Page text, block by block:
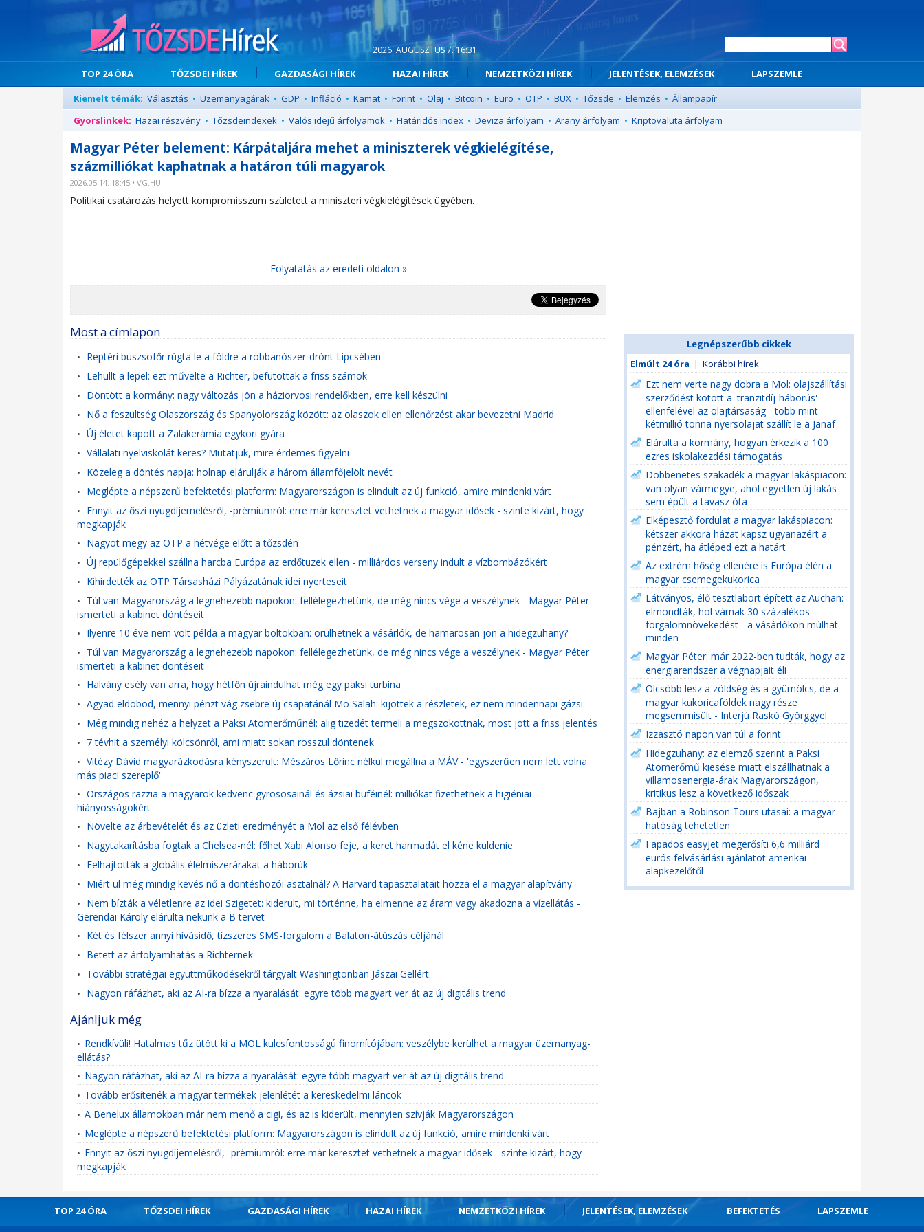
2026. AUGUSZTUS 7. 16:31
TOP 24 ÓRA TŐZSDEI HÍREK GAZDASÁGI HÍREK HAZAI HÍREK NEMZETKÖZI HÍREK JELENTÉSEK, ELEMZÉSEK
LAPSZEMLE
Kiemelt témák: Választás • Üzemanyagárak • GDP • Infláció • Kamat • Forint • Olaj • Bitcoin • Euro • OTP • BUX • Tőzsde • Elemzés • Állampapír
Gyorslinkek: Hazai részvény • Tőzsdeindexek • Valós idejű árfolyamok • Határidős index • Deviza árfolyam • Arany árfolyam • Kriptovaluta árfolyam
Magyar Péter belement: Kárpátaljára mehet a miniszterek végkielégítése,
százmilliókat kaphatnak a határon túli magyarok
2026.05.14. 18:45 • VG.HU
Politikai csatározás helyett kompromisszum született a miniszteri végkielégítések ügyében.
Folyatatás az eredeti oldalon »
Most a címlapon
• Reptéri buszsofőr rúgta le a földre a robbanószer-drónt Lipcsében
• Lehullt a lepel: ezt művelte a Richter, befutottak a friss számok
• Döntött a kormány: nagy változás jön a háziorvosi rendelőkben, erre kell készülni
• Nő a feszültség Olaszország és Spanyolország között: az olaszok ellen ellenőrzést akar bevezetni Madrid
• Új életet kapott a Zalakerámia egykori gyára
• Vállalati nyelviskolát keres? Mutatjuk, mire érdemes figyelni
• Közeleg a döntés napja: holnap elárulják a három államfőjelölt nevét
• Meglépte a népszerű befektetési platform: Magyarországon is elindult az új funkció, amire mindenki várt
• Ennyit az őszi nyugdíjemelésről, -prémiumról: erre már keresztet vethetnek a magyar idősek - szinte kizárt, hogy
megkapják
• Nagyot megy az OTP a hétvége előtt a tőzsdén
• Új repülőgépekkel szállna harcba Európa az erdőtüzek ellen - milliárdos verseny indult a vízbombázókért
• Kihirdették az OTP Társasházi Pályázatának idei nyerteseit
• Túl van Magyarország a legnehezebb napokon: fellélegezhetünk, de még nincs vége a veszélynek - Magyar Péter
ismerteti a kabinet döntéseit
• Ilyenre 10 éve nem volt példa a magyar boltokban: örülhetnek a vásárlók, de hamarosan jön a hidegzuhany?
• Túl van Magyarország a legnehezebb napokon: fellélegezhetünk, de még nincs vége a veszélynek - Magyar Péter
ismerteti a kabinet döntéseit
• Halvány esély van arra, hogy hétfőn újraindulhat még egy paksi turbina
• Agyad eldobod, mennyi pénzt vág zsebre új csapatánál Mo Salah: kijöttek a részletek, ez nem mindennapi gázsi
• Még mindig nehéz a helyzet a Paksi Atomerőműnél: alig tizedét termeli a megszokottnak, most jött a friss jelentés
• 7 tévhit a személyi kölcsönről, ami miatt sokan rosszul döntenek
• Vitézy Dávid magyarázkodásra kényszerült: Mészáros Lőrinc nélkül megállna a MÁV - 'egyszerűen nem lett volna
más piaci szereplő'
• Országos razzia a magyarok kedvenc gyrososainál és ázsiai büféinél: milliókat fizethetnek a higiéniai
hiányosságokért
• Növelte az árbevételét és az üzleti eredményét a Mol az első félévben
• Nagytakarításba fogtak a Chelsea-nél: főhet Xabi Alonso feje, a keret harmadát el kéne küldenie
• Felhajtották a globális élelmiszerárakat a háborúk
• Miért ül még mindig kevés nő a döntéshozói asztalnál? A Harvard tapasztalatait hozza el a magyar alapítvány
• Nem bízták a véletlenre az idei Szigetet: kiderült, mi történne, ha elmenne az áram vagy akadozna a vízellátás -
Gerendai Károly elárulta nekünk a B tervet
• Két és félszer annyi hívásidő, tízszeres SMS-forgalom a Balaton-átúszás céljánál
• Betett az árfolyamhatás a Richternek
• További stratégiai együttműködésekről tárgyalt Washingtonban Jászai Gellért
• Nagyon ráfázhat, aki az AI-ra bízza a nyaralását: egyre több magyart ver át az új digitális trend
Ajánljuk még
• Rendkívüli! Hatalmas tűz ütött ki a MOL kulcsfontosságú finomítójában: veszélybe kerülhet a magyar üzemanyag-
ellátás?
• Nagyon ráfázhat, aki az AI-ra bízza a nyaralását: egyre több magyart ver át az új digitális trend
• Tovább erősítenék a magyar termékek jelenlétét a kereskedelmi láncok
• A Benelux államokban már nem menő a cigi, és az is kiderült, mennyien szívják Magyarországon
• Meglépte a népszerű befektetési platform: Magyarországon is elindult az új funkció, amire mindenki várt
• Ennyit az őszi nyugdíjemelésről, -prémiumról: erre már keresztet vethetnek a magyar idősek - szinte kizárt, hogy
megkapják
Legnépszerűbb cikkek
Elmúlt 24 óra | Korábbi hírek
Ezt nem verte nagy dobra a Mol: olajszállítási
szerződést kötött a 'tranzitdíj-háborús'
ellenfelével az olajtársaság - több mint
kétmillió tonna nyersolajat szállít le a Janaf
Elárulta a kormány, hogyan érkezik a 100
ezres iskolakezdési támogatás
Döbbenetes szakadék a magyar lakáspiacon:
van olyan vármegye, ahol egyetlen új lakás
sem épült a tavasz óta
Elképesztő fordulat a magyar lakáspiacon:
kétszer akkora házat kapsz ugyanazért a
pénzért, ha átléped ezt a határt
Az extrém hőség ellenére is Európa élén a
magyar csemegekukorica
Látványos, élő tesztlabort épített az Auchan:
elmondták, hol várnak 30 százalékos
forgalomnövekedést - a vásárlókon múlhat
minden
Magyar Péter: már 2022-ben tudták, hogy az
energiarendszer a végnapjait éli
Olcsóbb lesz a zöldség és a gyümölcs, de a
magyar kukoricaföldek nagy része
megsemmisült - Interjú Raskó Györggyel
Izzasztó napon van túl a forint
Hidegzuhany: az elemző szerint a Paksi
Atomerőmű kiesése miatt elszállhatnak a
villamosenergia-árak Magyarországon,
kritikus lesz a következő időszak
Bajban a Robinson Tours utasai: a magyar
hatóság tehetetlen
Fapados easyJet megerősíti 6,6 milliárd
eurós felvásárlási ajánlatot amerikai
alapkezelőtől
TOP 24 ÓRA TŐZSDEI HÍREK GAZDASÁGI HÍREK HAZAI HÍREK NEMZETKÖZI HÍREK JELENTÉSEK, ELEMZÉSEK BEFEKTETÉS LAPSZEMLE